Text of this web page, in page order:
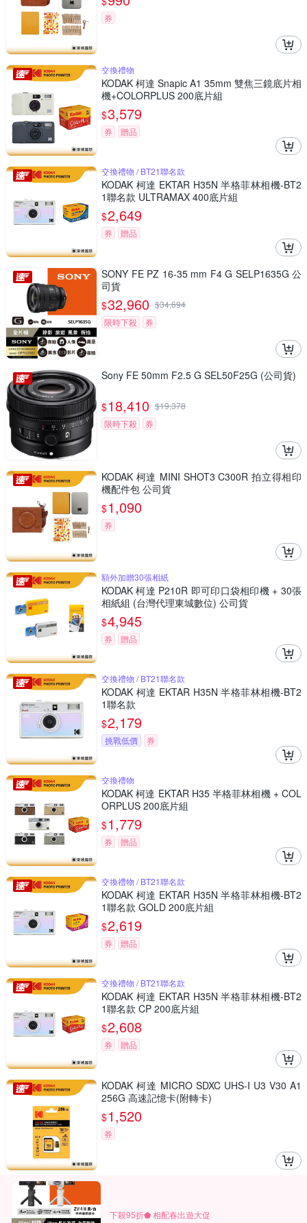
券
交換禮物
KODAK 柯達 Snapic A1 35mm 雙焦三鏡底片相
機+COLORPLUS 200底片組
$3,579
券 贈品
交換禮物 / BT21聯名款
KODAK 柯達 EKTAR H35N 半格菲林相機-BT2
1聯名款 ULTRAMAX 400底片組
$2,649
券 贈品
SONY FE PZ 16-35 mm F4 G SELP1635G 公
司貨
$32,960 $34,694
限時下殺
券
Sony FE 50mm F2.5 G SEL50F25G (公司貨)
$18,410 $19,378
限時下殺
券
KODAK 柯達 MINI SHOT3 C300R 拍立得相印
機配件包 公司貨
$1,090
券
額外加贈30張相紙
KODAK 柯達 P210R 即可印口袋相印機 + 30張
相紙組 (台灣代理東城數位) 公司貨
$4,945
券 贈品
交換禮物 / BT21聯名款
KODAK 柯達 EKTAR H35N 半格菲林相機-BT2
1聯名款
$2,179
挑戰低價 券
交換禮物
KODAK 柯達 EKTAR H35 半格菲林相機 + COL
ORPLUS 200底片組
$1,779
券 贈品
交換禮物 / BT21聯名款
KODAK 柯達 EKTAR H35N 半格菲林相機-BT2
1聯名款 GOLD 200底片組
$2,619
券 贈品
交換禮物 / BT21聯名款
KODAK 柯達 EKTAR H35N 半格菲林相機-BT2
1聯名款 CP 200底片組
$2,608
券 贈品
KODAK 柯達 MICRO SDXC UHS-I U3 V30 A1
256G 高速記憶卡(附轉卡)
$1,520
券
下殺95折⬟ 相配春出遊大促